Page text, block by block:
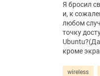
Я бросил
и, к
любом
точку
кроме
wireless